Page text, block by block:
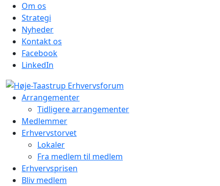
Om os
Strategi
Nyheder
Kontakt os
Facebook
LinkedIn
Arrangementer
Tidligere arrangementer
Medlemmer
Erhvervstorvet
Lokaler
Fra medlem til medlem
Erhvervsprisen
Bliv medlem